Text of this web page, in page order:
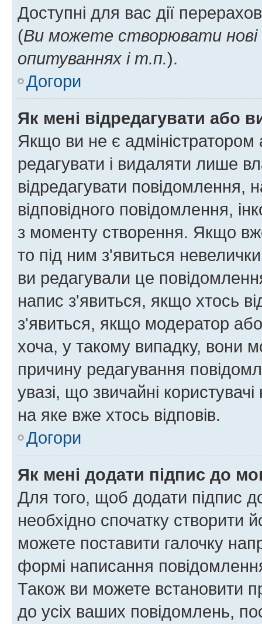
Доступні для вас дії
(Ви можете створювати
опитуваннях і т.п.).
Догори
Як мені відредагувати або
Якщо ви не є
редагувати і видаляти лише
відредагувати повідомлення,
відповідного повідомлення,
з моменту створення. Якщо
то під ним з'явиться
ви редагували це
напис з'явиться, якщо хтось
з'явиться, якщо модератор
хоча, у такому випадку, вони
причину редагування
увазі, що звичайні
на яке вже хтось відповів.
Догори
Як мені додати підпис до
Для того, щоб додати підпис
необхідно спочатку створити
можете поставити галочку
формі написання
Також ви можете встановити
до усіх ваших повідомлень,